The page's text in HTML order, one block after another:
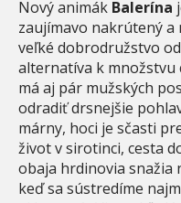
Nový animák Balerína
zaujímavo nakrútený a
veľké dobrodružstvo
alternatíva k množstvu
má aj pár mužských
odradiť drsnejšie
márny, hoci je sčasti
život v sirotinci, cesta
obaja hrdinovia snažia
keď sa sústredíme